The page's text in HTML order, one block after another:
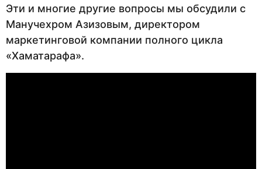
Эти и многие другие вопросы мы обсудили с
Манучехром Азизовым, директором
маркетинговой компании полного цикла
«Хаматарафа».